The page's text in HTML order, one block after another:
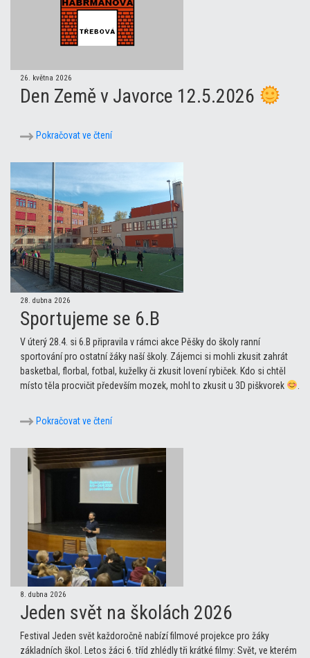
26. května 2026
Den Země v Javorce 12.5.2026
Pokračovat ve čtení
28. dubna 2026
Sportujeme se 6.B
V úterý 28.4. si 6.B připravila v rámci akce Pěšky do školy ranní
sportování pro ostatní žáky naší školy. Zájemci si mohli zkusit zahrát
basketbal, florbal, fotbal, kuželky či zkusit lovení rybiček. Kdo si chtěl
místo těla procvičit především mozek, mohl to zkusit u 3D piškvorek
Pokračovat ve čtení
8. dubna 2026
Jeden svět na školách 2026
Festival Jeden svět každoročně nabízí filmové projekce pro žáky
základních škol. Letos žáci 6. tříd zhlédly tři krátké filmy: Svět, ve kterém